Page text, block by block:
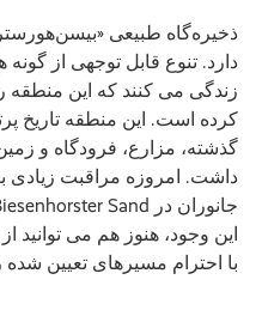
دارد. تنوع قابل توجهی از
زندگی می کنند که این منطقه
کرده است. این منطقه تاریخ
گذشته، مزارع، فرودگاه و
داشت. امروزه مراقبت زیادی
این وجود، هنوز هم می توانید
با احترام مسیرهای تعیین شده